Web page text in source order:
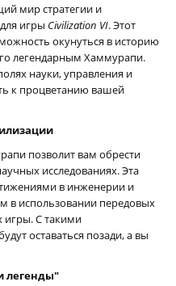
мир стратегии и
игры Civilization VI. Этот
окунуться в историю
легендарным Хаммурапи.
науки, управления и
к процветанию вашей
позволит вам обрести
исследованиях. Эта
в инженерии и
в использовании передовых
игры. С такими
оставаться позади, а вы
легенды"